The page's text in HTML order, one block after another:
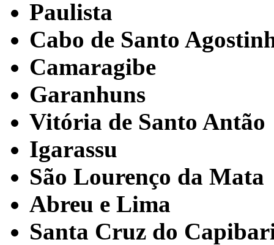
Paulista
Cabo de Santo
Camaragibe
Garanhuns
Vitória de Santo Antão
Igarassu
São Lourenço da Mata
Abreu e Lima
Santa Cruz do